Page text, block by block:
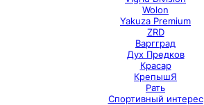
Wolon
Yakuza Premium
ZRD
Варгград
Дух Предков
Красар
КрепышЯ
Рать
Спортивный интерес